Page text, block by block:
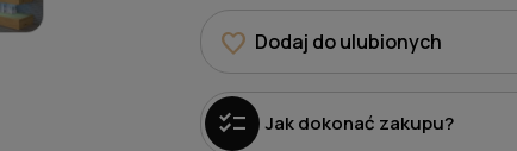
favorite Dodaj do ulubionych
checklist Jak dokonać zakupu?